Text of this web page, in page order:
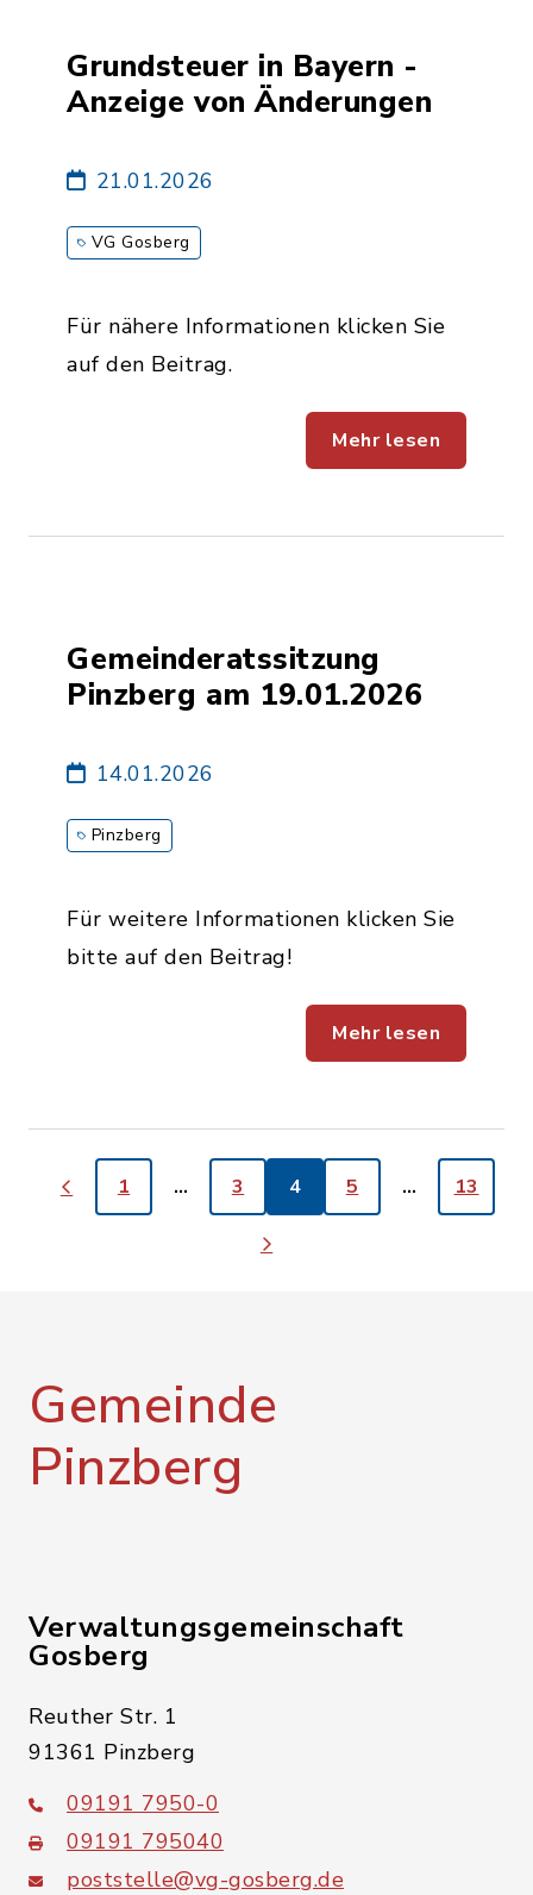
Grundsteuer in Bayern -
Anzeige von Änderungen
21.01.2026
VG Gosberg
Für nähere Informationen klicken Sie
auf den Beitrag.
Mehr lesen
Gemeinderatssitzung
Pinzberg am 19.01.2026
14.01.2026
Pinzberg
Für weitere Informationen klicken Sie
bitte auf den Beitrag!
Mehr lesen
1 … 3 4 5 … 13
Gemeinde
Pinzberg
Verwaltungsgemeinschaft
Gosberg
Reuther Str. 1
91361 Pinzberg
09191 7950-0
09191 795040
poststelle@vg-gosberg.de